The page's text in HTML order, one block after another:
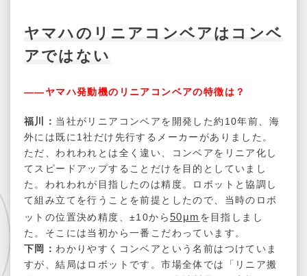
ヤマハのリニアコンベアはコンベ
アではない
――ヤマハ発動機のリニアコンベアの特徴は？
福川： 当社がリニアコンベアを開発した約10年前、海
外には既に1社だけ先行するメーカーがありました。
ただ、われわれとは全く違い、コンベアをリニア化し
てスピードアップすることだけを目的としていまし
た。われわれが目指したのは精度。ロボットと協調し
て組み立てを行うことを前提としたので、当時のロボ
ットの位置決め精度、±10から50μm を目指しまし
た。そこには当初から一番こだわっています。
下岡：わかりやすくコンベアという名前はつけていま
すが、結局はロボットです。市場全体では「リニア搬